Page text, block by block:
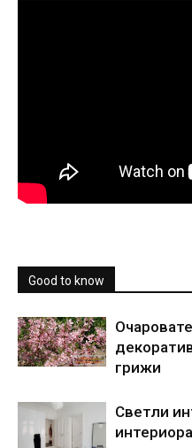
Good to know
грижи
Светли